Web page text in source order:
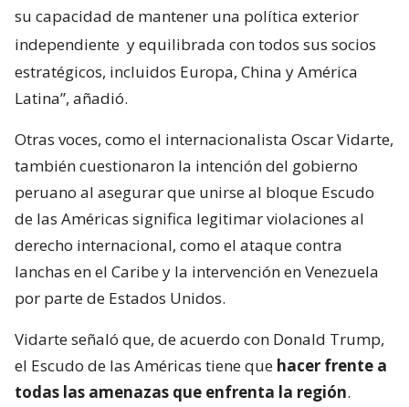
su capacidad de mantener una política exterior
independiente y equilibrada con todos sus socios
estratégicos, incluidos Europa, China y América
Latina”, añadió.
Otras voces, como el internacionalista Oscar Vidarte,
también cuestionaron la intención del gobierno
peruano al asegurar que unirse al bloque Escudo
de las Américas significa legitimar violaciones al
derecho internacional, como el ataque contra
lanchas en el Caribe y la intervención en Venezuela
por parte de Estados Unidos.
Vidarte señaló que, de acuerdo con Donald Trump,
el Escudo de las Américas tiene que hacer frente a
todas las amenazas que enfrenta la región.